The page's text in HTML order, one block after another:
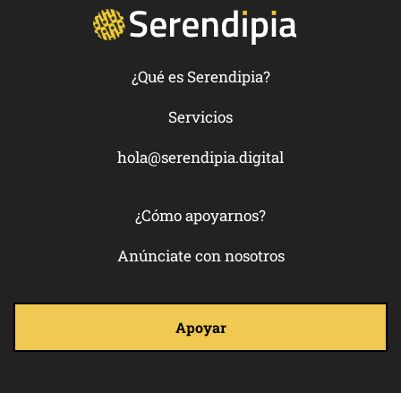
¿Qué es Serendipia?
Servicios
hola@serendipia.digital
¿Cómo apoyarnos?
Anúnciate con nosotros
Apoyar